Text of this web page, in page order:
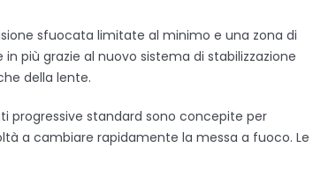
sfuocata limitate al minimo e una zona di
più grazie al nuovo sistema di stabilizzazione
della lente.
progressive standard sono concepite per
a cambiare rapidamente la messa a fuoco. Le